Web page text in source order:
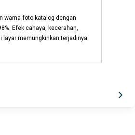
warna foto katalog dengan
Efek cahaya, kecerahan,
layar memungkinkan terjadinya